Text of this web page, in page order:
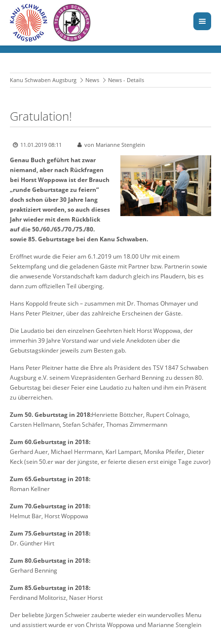
Kanu Schwaben Augsburg News News - Details
Gratulation!
11.01.2019 08:11 von Marianne Stenglein
Genau Buch geführt hat zwar
niemand, aber nach Rückfragen
bei Horst Woppowa ist der Brauch
„runde Geburtstage zu feiern“
doch schon über 30 Jahre lang
praktiziert worden, so auch dieses
Jahr wieder mit dem Rückblick
auf die 50./60./65./70./75./80.
sowie 85. Geburtstage bei den Kanu Schwaben.
Eröffnet wurde die Feier am 6.1.2019 um 18.00 Uhr mit einem
Sektempfang und die geladenen Gäste mit Partner bzw. Partnerin sowie
die anwesende Vorstandschaft kam dadurch gleich ins Plaudern, bis es
dann zum offiziellen Teil überging.
Hans Koppold freute sich – zusammen mit Dr. Thomas Ohmayer und
Hans Peter Pleitner, über das zahlreiche Erscheinen der Gäste.
Die Laudatio bei den einzelnen Geehrten hielt Horst Woppowa, der
immerhin 39 Jahre Vorstand war und viele Anekdoten über die
Gebutstagskinder jeweils zum Besten gab.
Hans Peter Pleitner hatte die Ehre als Präsident des TSV 1847 Schwaben
Augsburg e.V. seinem Vizepräsidenten Gerhard Benning zu dessen 80.
Geburtstag bei dieser Feier eine Laudatio zu halten und ihm ein Präsent
zu überreichen.
Zum 50. Geburtstag in 2018:Henriette Böttcher, Rupert Colnago,
Carsten Hellmann, Stefan Schäfer, Thomas Zimmermann
Zum 60.Geburtstag in 2018:
Gerhard Auer, Michael Herrmann, Karl Lampart, Monika Pfeifer, Dieter
Keck (sein 50.er war der jüngste, er feierte diesen erst einige Tage zuvor)
Zum 65.Geburtstag in 2018:
Roman Kellner
Zum 70.Geburtstag in 2018:
Helmut Bär, Horst Woppowa
Zum 75.Geburtstag in 2018:
Dr. Günther Hirt
Zum 80.Geburtstag in 2018:
Gerhard Benning
Zum 85.Geburtstag in 2018:
Ferdinand Molitorisz, Naser Horst
Der beliebte Jürgen Schweier zauberte wieder ein wundervolles Menu
und assistiert wurde er von Christa Woppowa und Marianne Stenglein